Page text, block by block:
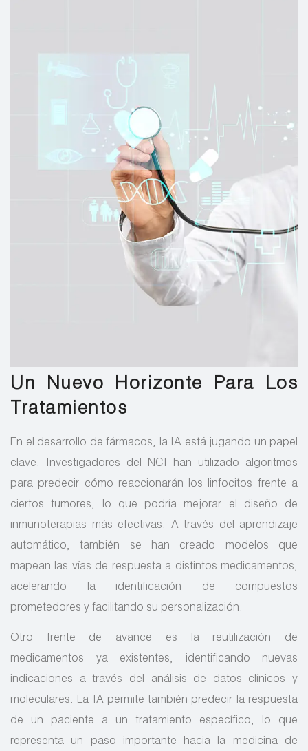
Un Nuevo Horizonte Para Los
Tratamientos
En el desarrollo de fármacos, la IA está jugando un papel
clave. Investigadores del NCI han utilizado algoritmos
para predecir cómo reaccionarán los linfocitos frente a
ciertos tumores, lo que podría mejorar el diseño de
inmunoterapias más efectivas. A través del aprendizaje
automático, también se han creado modelos que
mapean las vías de respuesta a distintos medicamentos,
acelerando la identificación de compuestos
prometedores y facilitando su personalización.
Otro frente de avance es la reutilización de
medicamentos ya existentes, identificando nuevas
indicaciones a través del análisis de datos clínicos y
moleculares. La IA permite también predecir la respuesta
de un paciente a un tratamiento específico, lo que
representa un paso importante hacia la medicina de